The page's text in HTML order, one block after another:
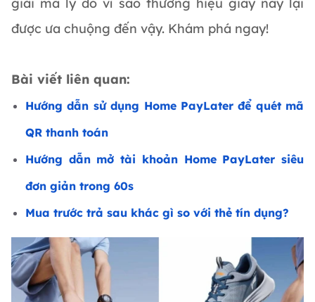
giải mã lý do vì sao thương hiệu giày này lại
được ưa chuộng đến vậy. Khám phá ngay!
Bài viết liên quan:
Hướng dẫn sử dụng Home PayLater để quét mã
QR thanh toán
Hướng dẫn mở tài khoản Home PayLater siêu
đơn giản trong 60s
Mua trước trả sau khác gì so với thẻ tín dụng?